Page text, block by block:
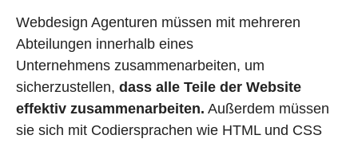
Webdesign Agenturen müssen mit mehreren
Abteilungen innerhalb eines
Unternehmens zusammenarbeiten, um
sicherzustellen, dass alle Teile der Website
effektiv zusammenarbeiten. Außerdem müssen
sie sich mit Codiersprachen wie HTML und CSS